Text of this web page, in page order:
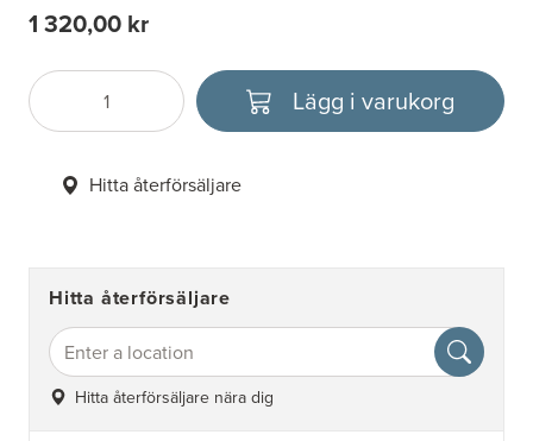
1 320,00 kr
Antal
Välj enhet Lägg i varukorg
Hitta återförsäljare
Hitta återförsäljare
Hitta återförsäljare nära dig